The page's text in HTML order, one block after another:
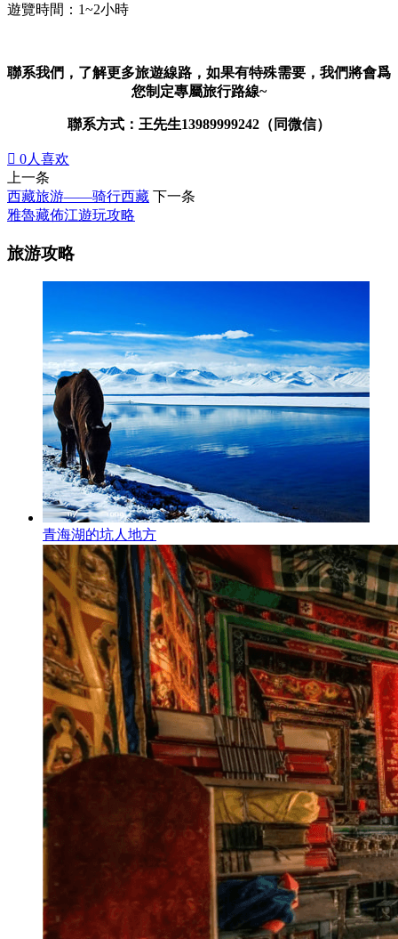
遊覽時間：1~2小時
聯系我們，了解更多旅遊線路，如果有特殊需要，我們將會爲
您制定專屬旅行路線~
聯系方式：王先生13989999242（同微信）
 0人喜欢
上一条
西藏旅游——骑行西藏 下一条
雅魯藏佈江遊玩攻略
旅游攻略
青海湖的坑人地方